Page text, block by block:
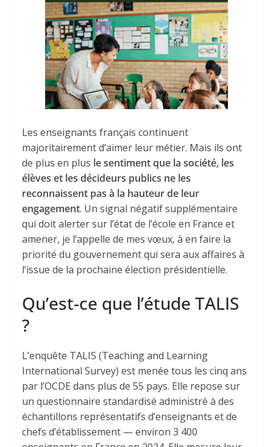
Les enseignants français continuent
majoritairement d’aimer leur métier. Mais ils ont
de plus en plus le sentiment que la société, les
élèves et les décideurs publics ne les
reconnaissent pas à la hauteur de leur
engagement. Un signal négatif supplémentaire
qui doit alerter sur l’état de l’école en France et
amener, je l’appelle de mes vœux, à en faire la
priorité du gouvernement qui sera aux affaires à
l’issue de la prochaine élection présidentielle.
Qu’est-ce que l’étude TALIS
?
L’enquête TALIS (Teaching and Learning
International Survey) est menée tous les cinq ans
par l’OCDE dans plus de 55 pays. Elle repose sur
un questionnaire standardisé administré à des
échantillons représentatifs d’enseignants et de
chefs d’établissement — environ 3 400